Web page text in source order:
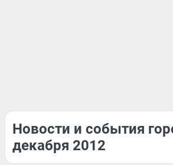
Новости и события
декабря 2012